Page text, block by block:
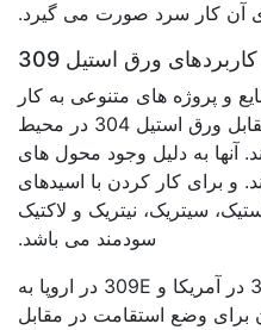
آن کار سرد صورت می گیرد.
ورق استیل 309
ضد زنگ 309 در صنایع و پروژه های متنوعی به کار
می رود. این نوع استیل در مقابل ورق استیل 304 در محیط
آنها به دلیل وجود محول های
و برای کار کردن با اسیدهای
سیتریک، نیتریک و لاکتیک
سودمند می باشد.
ورق استیل 309 به شکل 309s در آمریکا و 309E در اروپا به
برای وضع استقامت در مقابل